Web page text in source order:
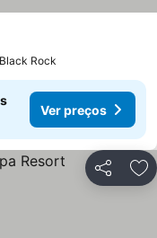
Rock
Ver preços
Partilhar